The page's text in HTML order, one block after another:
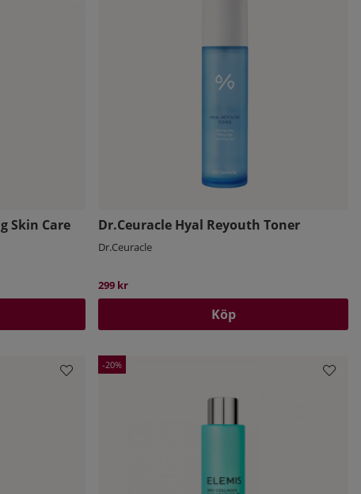
Skin Care
Dr.Ceuracle Hyal Reyouth Toner
Dr.Ceuracle
299 kr
Köp
20